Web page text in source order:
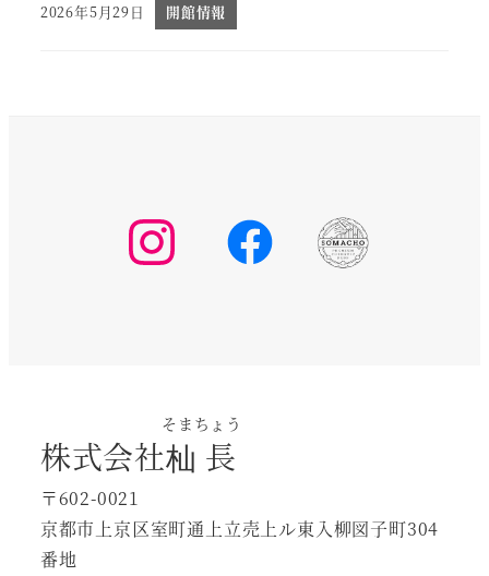
投稿日
2026年5月29日 開館情報
株式会社杣長
そまちょう
〒602-0021
京都市上京区室町通上立売上ル東入柳図子町304
番地